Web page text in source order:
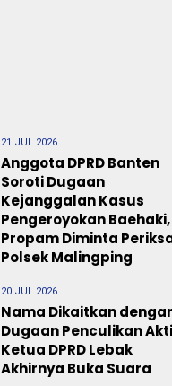
21 JUL 2026
Anggota DPRD Banten
Soroti Dugaan
Kejanggalan Kasus
Pengeroyokan Baehaki,
Propam Diminta
Polsek Malingping
20 JUL 2026
Nama Dikaitkan
Dugaan Penculikan
Ketua DPRD Lebak
Akhirnya Buka Suara